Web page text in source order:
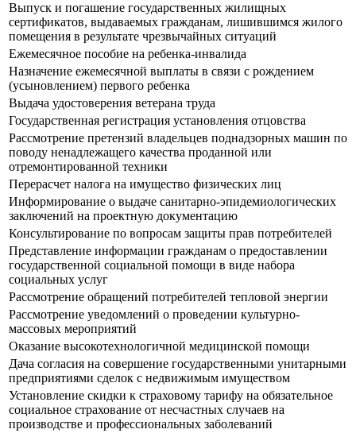
Выпуск и погашение государственных жилищных
сертификатов, выдаваемых гражданам, лишившимся жилого
помещения в результате чрезвычайных ситуаций
Ежемесячное пособие на ребенка-инвалида
Назначение ежемесячной выплаты в связи с рождением
(усыновлением) первого ребенка
Выдача удостоверения ветерана труда
Государственная регистрация установления отцовства
Рассмотрение претензий владельцев поднадзорных машин по
поводу ненадлежащего качества проданной или
отремонтированной техники
Перерасчет налога на имущество физических лиц
Информирование о выдаче санитарно-эпидемиологических
заключений на проектную документацию
Консультирование по вопросам защиты прав потребителей
Представление информации гражданам о предоставлении
государственной социальной помощи в виде набора
социальных услуг
Рассмотрение обращений потребителей тепловой энергии
Рассмотрение уведомлений о проведении культурно-
массовых мероприятий
Оказание высокотехнологичной медицинской помощи
Дача согласия на совершение государственными унитарными
предприятиями сделок с недвижимым имуществом
Установление скидки к страховому тарифу на обязательное
социальное страхование от несчастных случаев на
производстве и профессиональных заболеваний